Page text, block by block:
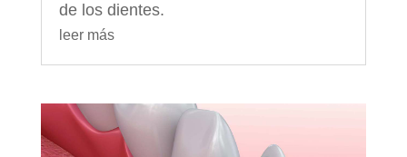
de los dientes.
leer más